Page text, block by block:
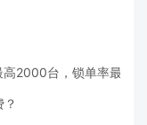
2000台，锁单率最高